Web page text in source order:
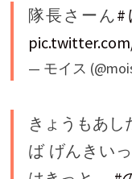
隊長さーん#
— モイス
きょうもあし
ば げんきい